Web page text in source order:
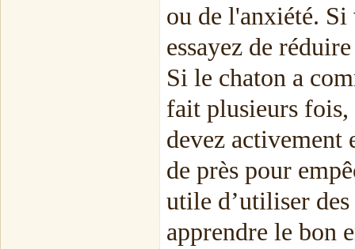
ou de l'anxiété. Si
essayez de
Si le chaton a
fait plusieurs fois,
devez activement
de près pour
utile d’utiliser
apprendre le bon